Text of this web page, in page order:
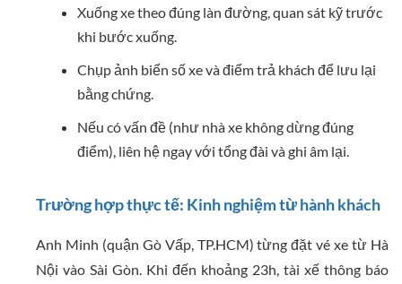
Xuống xe theo đúng làn đường, quan sát kỹ trước
khi bước xuống.
Chụp ảnh biển số xe và điểm trả khách để lưu lại
bằng chứng.
Nếu có vấn đề (như nhà xe không dừng đúng
điểm), liên hệ ngay với tổng đài và ghi âm lại.
Trường hợp thực tế: Kinh nghiệm từ hành khách
Anh Minh (quận Gò Vấp, TP.HCM) từng đặt vé xe từ Hà
Nội vào Sài Gòn. Khi đến khoảng 23h, tài xế thông báo